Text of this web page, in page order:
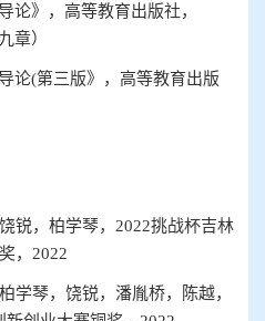
论》，高等教育出版社，
章）
论(第三版》，高等教育出版
锐，柏学琴， 2022挑战杯吉林
， 2022
学琴，饶锐，潘胤桥，陈越，